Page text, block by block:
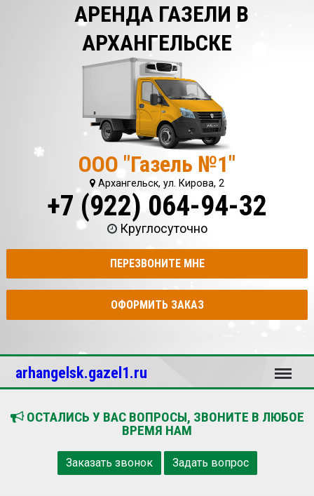
АРЕНДА ГАЗЕЛИ В
АРХАНГЕЛЬСКЕ
ООО "Газель №1"
Архангельск, ул. Кирова, 2
+7 (922) 064-94-32
Круглосуточно
ПЕРЕЗВОНИТЕ МНЕ
ОФОРМИТЬ ЗАКАЗ
arhangelsk.gazel1.ru Меню
ОСТАЛИСЬ У ВАС ВОПРОСЫ, ЗВОНИТЕ В ЛЮБОЕ
ВРЕМЯ НАМ
Заказать звонок Задать вопрос